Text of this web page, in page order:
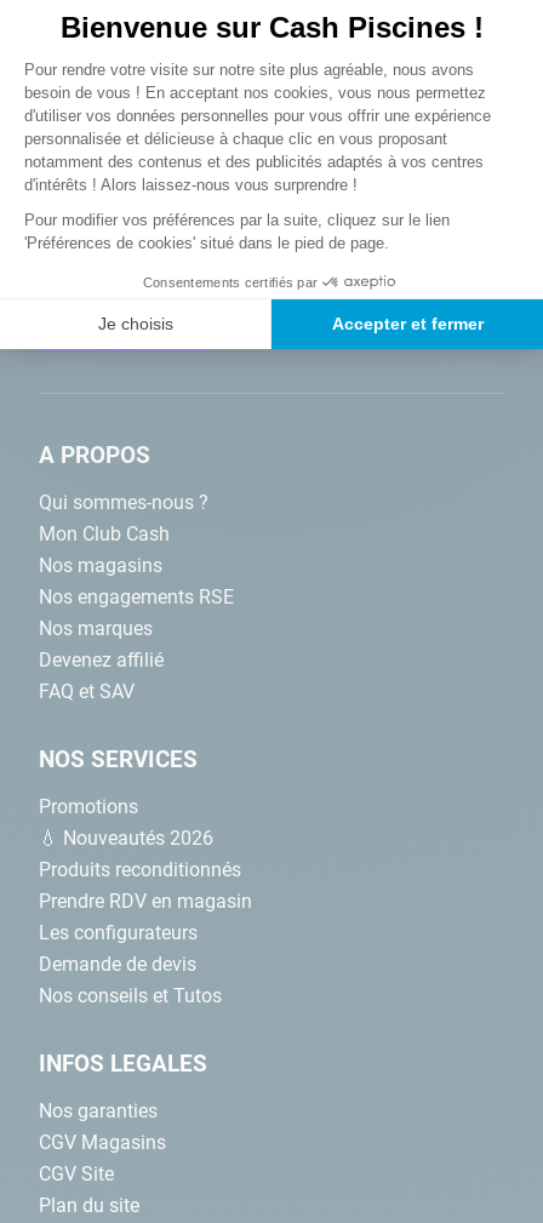
Inscrivez vous à notre newsletter
S’inscrire
En cliquant sur "S'inscrire", j'accepte de recevoir la newsletter
Cash Piscines par email. J'accepte les termes & conditions de
la politique de confidentialité Cash Piscines
A PROPOS
Qui sommes-nous ?
Mon Club Cash
Nos magasins
Nos engagements RSE
Nos marques
Devenez affilié
FAQ et SAV
NOS SERVICES
Promotions
💧 Nouveautés 2026
Produits reconditionnés
Prendre RDV en magasin
Les configurateurs
Demande de devis
Nos conseils et Tutos
INFOS LEGALES
Nos garanties
CGV Magasins
CGV Site
Plan du site
Bienvenue sur Cash Piscines !
Plateforme de Gestion du
Pour rendre votre visite sur notre site plus agréable, nous avons
besoin de vous ! En acceptant nos cookies, vous nous permettez
d'utiliser vos données personnelles pour vous offrir une expérience
personnalisée et délicieuse à chaque clic en vous proposant
notamment des contenus et des publicités adaptés à vos centres
d'intérêts ! Alors laissez-nous vous surprendre !
Pour modifier vos préférences par la suite, cliquez sur le lien
'Préférences de cookies' situé dans le pied de page.
Consentements certifiés par
Je choisis Accepter et fermer
Axeptio consent